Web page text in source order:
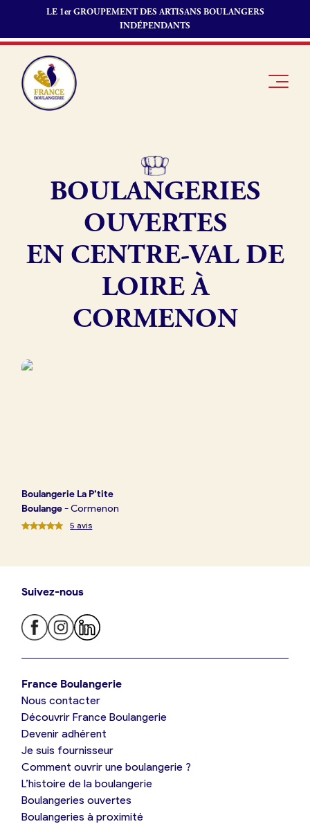
LE 1er GROUPEMENT DES ARTISANS BOULANGERS
INDÉPENDANTS
Je trouve ma boulangerie
Je suis boulanger
Je découvre France Boulangerie
Mes tarifs
Je suis
Je découvre
Boulangerie
France
Boulangerie
Offres
Fonds de
Actualités
Je suis
BOULANGERIES
OUVERTES
EN CENTRE-VAL DE
LOIRE À
CORMENON
Boulangerie La P’tite
Boulange-Cormenon
5 avis
Suivez-nous
France Boulangerie
Nous contacter
Découvrir France Boulangerie
Devenir adhérent
Je suis fournisseur
Comment ouvrir une boulangerie ?
L’histoire de la boulangerie
Boulangeries ouvertes
Boulangeries à proximité